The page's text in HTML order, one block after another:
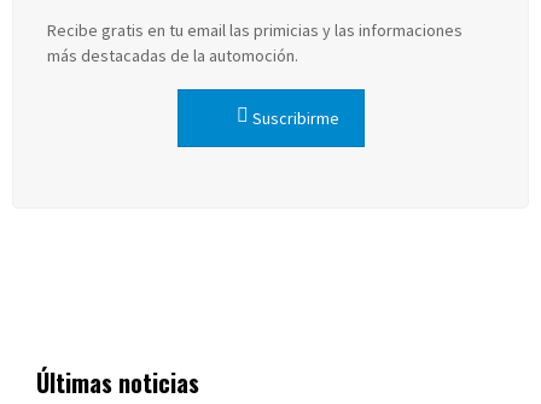
Recibe gratis en tu email las primicias y las informaciones
más destacadas de la automoción.
Suscribirme
Últimas noticias